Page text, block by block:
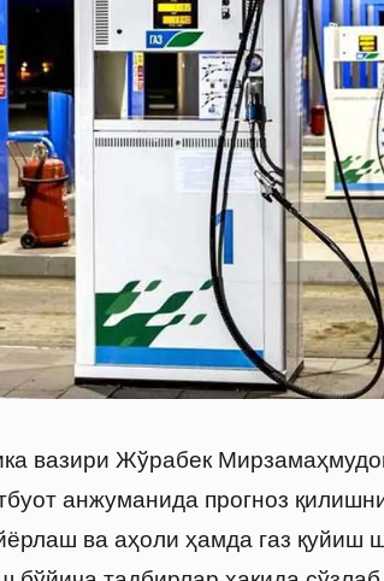
вазири Жўрабек
анжуманида прогноз
ва аҳоли ҳамда газ қуйиш